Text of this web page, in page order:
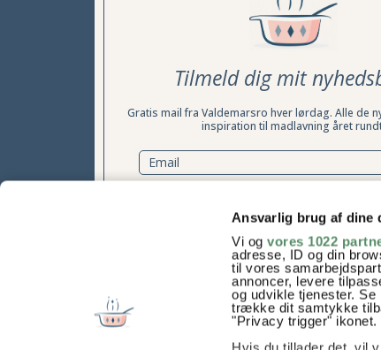
Ansvarlig brug af dine
Vi ogvores 1022
adresse, ID og din
til vores
annoncer, levere
og udvikle tjenester.
trække dit samtykke
"Privacy trigger" ikonet.
Tilmeld dig mit
Gratis mail fra Valdemarsro hver lørdag. Alle de
inspiration til madlavning året
Samtykke til at modtage nyhedsbrevet kan til enhver
læs mere her